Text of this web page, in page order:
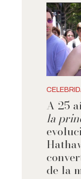
A 25
la
de la